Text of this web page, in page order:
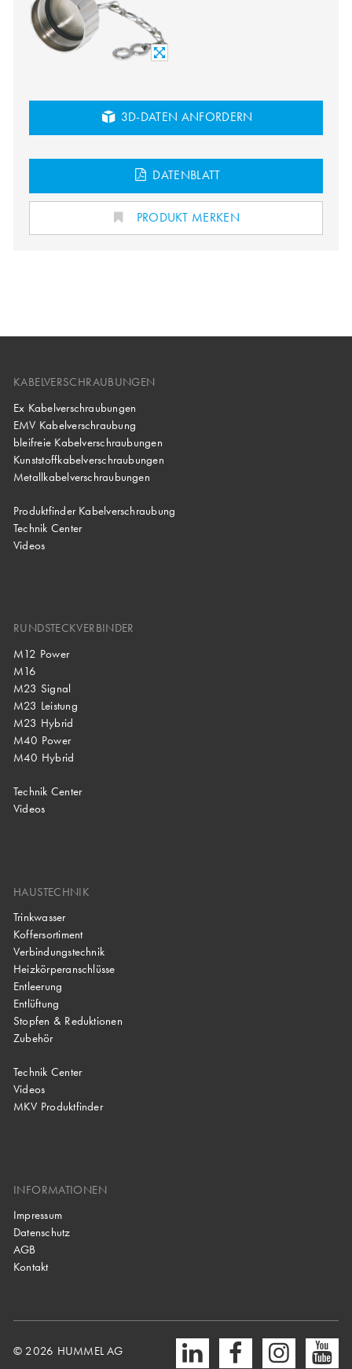
3D-DATEN ANFORDERN
DATENBLATT
PRODUKT MERKEN
KABELVERSCHRAUBUNGEN
Ex Kabelverschraubungen
EMV Kabelverschraubung
bleifreie Kabelverschraubungen
Kunststoffkabelverschraubungen
Metallkabelverschraubungen
Produktfinder Kabelverschraubung
Technik Center
Videos
RUNDSTECKVERBINDER
M12 Power
M16
M23 Signal
M23 Leistung
M23 Hybrid
M40 Power
M40 Hybrid
Technik Center
Videos
HAUSTECHNIK
Trinkwasser
Koffersortiment
Verbindungstechnik
Heizkörperanschlüsse
Entleerung
Entlüftung
Stopfen & Reduktionen
Zubehör
Technik Center
Videos
MKV Produktfinder
INFORMATIONEN
Impressum
Datenschutz
AGB
Kontakt
© 2026 HUMMEL AG